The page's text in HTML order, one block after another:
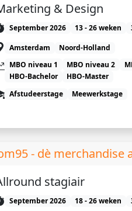
& Design
September 2026 13 - 26 weken
Amsterdam
Noord-Holland
MBO niveau 1
MBO niveau 2
HBO-Bachelor
HBO-Master
Afstudeerstage
Meewerkstage
- dè merchandise
stagiair
September 2026 18 - 26 weken